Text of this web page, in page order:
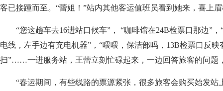
客已接踵而至。“蕾姐！”站内其他客运值班员看到她来，喜上
“您这趟车去16进站口候车”， “咖啡馆在24B检票口那边”，
电线，左手边有充电机器”，“喂喂，保洁部吗，13B检票口反
扫”……一进服务站，王蕾立刻忙碌起来，一边回答旅客的问题
“春运期间，有些线路的票源紧张，很多旅客会购买始发站